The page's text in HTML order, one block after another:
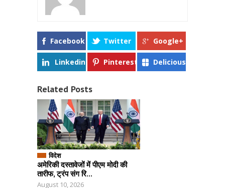
Facebook Twitter Google+
Linkedin Pinterest Delicious
Related Posts
विदेश
अमेरिकी दस्तावेजों में पीएम मोदी की
तारीफ, ट्रंप संग रि...
August 10, 2026